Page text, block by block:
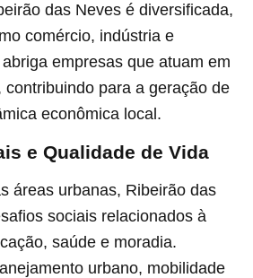
das Neves é diversificada,
comércio, indústria e
empresas que atuam em
contribuindo para a geração de
econômica local.
e Qualidade de Vida
áreas urbanas, Ribeirão das
sociais relacionados à
saúde e moradia.
urbano, mobilidade